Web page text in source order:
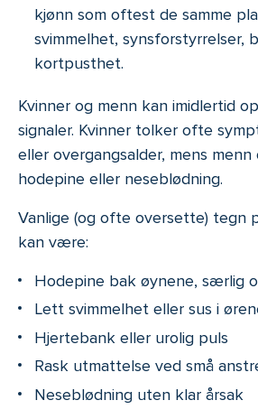
kjønn som oftest de samme
svimmelhet, synsforstyrrelser,
kortpusthet.
Kvinner og menn kan imidlertid
signaler. Kvinner tolker ofte
eller overgangsalder, mens
hodepine eller neseblødning.
Vanlige (og ofte oversette) tegn
kan være:
Hodepine bak øynene, særlig
Lett svimmelhet eller sus i
Hjertebank eller urolig puls
Rask utmattelse ved små
Neseblødning uten klar årsak